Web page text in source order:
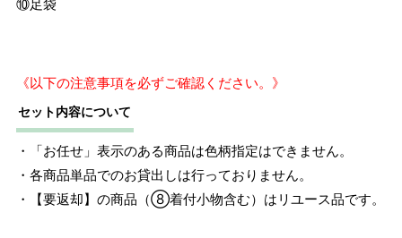
サイズ 身長目安 ヒップ目安
1 寸法は鯨尺（くじらじゃく）寸法です。もともと鯨のひげ
⑩足袋
《以下の注意事項を必ずご確認ください。》
セット内容について
・「お任せ」表示のある商品は色柄指定はできません。
・各商品単品でのお貸出しは行っておりません。
・【要返却】の商品（⑧着付小物含む）はリユース品です。